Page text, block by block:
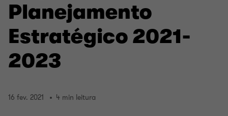
Planejamento
Estratégico 2021-
2023
16 fev. 2021 4 min leitura